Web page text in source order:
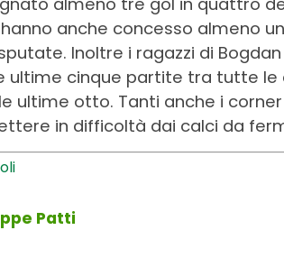
anche concesso almeno
Inoltre i ragazzi di
ultime cinque partite tra tutte le
ultime otto. Tanti anche i
in difficoltà dai calci da
Patti